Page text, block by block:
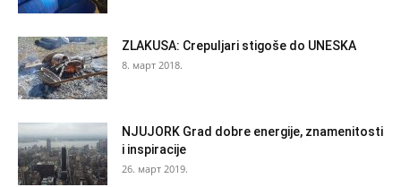
ZLAKUSA: Crepuljari stigoše do UNESKA
8. март 2018.
NJUJORK Grad dobre energije, znamenitosti
i inspiracije
26. март 2019.